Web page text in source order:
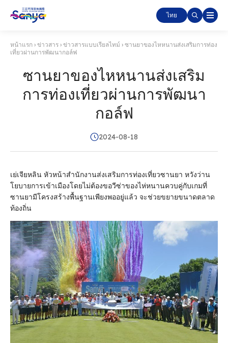
ไทย
หน้าแรก › ข่าวสาร › ข่าวสารแบบเรียลไทม์ › ซานยาของไหหนานส่งเสริมการท่อง
เที่ยวผ่านการพัฒนากอล์ฟ
ซานยาของไหหนานส่งเสริม
การท่องเที่ยวผ่านการพัฒนา
กอล์ฟ
2024-08-18
เย่เจียหลิน หัวหน้าสํานักงานส่งเสริมการท่องเที่ยวซานยา หวังว่าน
โยบายการเข้าเมืองโดยไม่ต้องขอวีซ่าของไห่หนานควบคู่กับเกมที่
ซานยามีโครงสร้างพื้นฐานเพียงพออยู่แล้ว จะช่วยขยายขนาดตลาด
ท้องถิ่น